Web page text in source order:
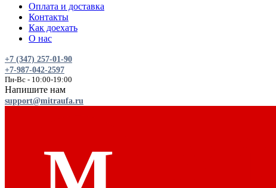
Оплата и доставка
Контакты
Как доехать
О нас
+7 (347) 257-01-90
+7-987-042-2597
Пн-Вс - 10:00-19:00
Напишите нам
support@mitraufa.ru